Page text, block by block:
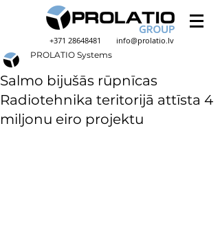
+371 28648481 info@prolatio.lv
Salmo bijušās rūpnīcas
Radiotehnika teritorijā attīsta 4
miljonu eiro projektu
PROLATIO Systems